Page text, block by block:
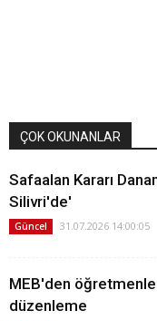
ÇOK OKUNANLAR
Safaalan Kararı
Silivri'de'
Güncel 31.07.2026 14:00:05
MEB'den
düzenleme